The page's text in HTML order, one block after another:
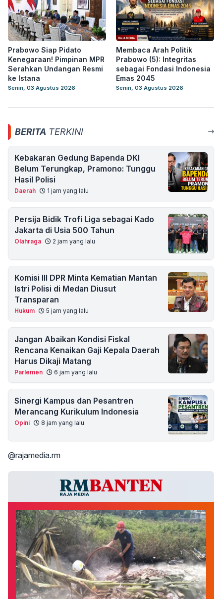
Prabowo Siap Pidato
Kenegaraan! Pimpinan MPR
Serahkan Undangan Resmi
ke Istana
Senin, 03 Agustus 2026
Membaca Arah Politik
Prabowo (5): Integritas
sebagai Fondasi Indonesia
Emas 2045
Senin, 03 Agustus 2026
BERITA TERKINI
Kebakaran Gedung Bapenda DKI
Belum Terungkap, Pramono: Tunggu
Hasil Polisi
Daerah 1 jam yang lalu
Persija Bidik Trofi Liga sebagai Kado
Jakarta di Usia 500 Tahun
Olahraga 2 jam yang lalu
Komisi III DPR Minta Kematian Mantan
Istri Polisi di Medan Diusut
Transparan
Hukum 5 jam yang lalu
Jangan Abaikan Kondisi Fiskal
Rencana Kenaikan Gaji Kepala Daerah
Harus Dikaji Matang
Parlemen 6 jam yang lalu
Sinergi Kampus dan Pesantren
Merancang Kurikulum Indonesia
Opini 8 jam yang lalu
@rajamedia.rm